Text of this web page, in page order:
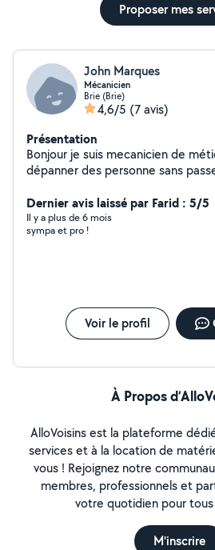
Proposer mes
John Marques
Mécanicien
Brie (Brie)
4,6/5 (7 avis)
Présentation
Bonjour je suis mecanicien de
dépanner des personne sans
pas je suis a votre écoute.
Dernier avis laissé par Farid : 5/5
Il y a plus de 6 mois
sympa et pro !
Voir le profil
À Propos
AlloVoisins est la plateforme
services et à la location de
vous ! Rejoignez notre
membres, professionnels et
votre quotidien pour
M'inscrire